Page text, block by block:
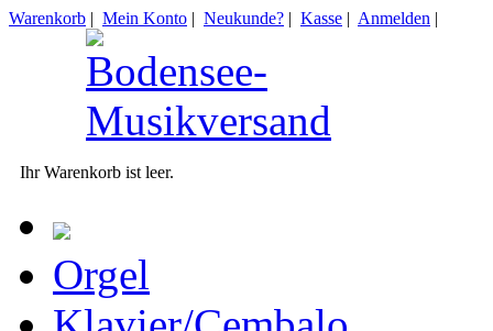
Warenkorb | Mein Konto | Neukunde? | Kasse | Anmelden |
Ihr Warenkorb ist leer.
Orgel